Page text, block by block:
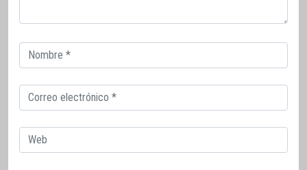
Correo
electrónico
Correo
electrónico
Web